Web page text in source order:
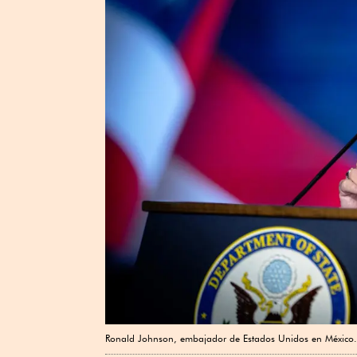
Ronald Johnson, embajador de Estados Unidos en México.